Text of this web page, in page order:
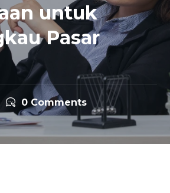
untuk
Pasar
0 Comments